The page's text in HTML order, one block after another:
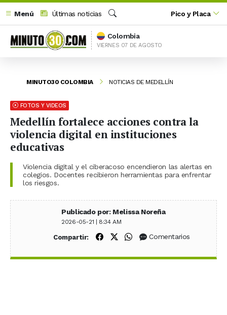
Menú
Últimas noticias
Buscar
Pico y Placa
Colombia
VIERNES 07 DE AGOSTO
MINUTO30 COLOMBIA NOTICIAS DE MEDELLÍN
FOTOS Y VIDEOS
Medellín fortalece acciones contra la
violencia digital en instituciones
educativas
Violencia digital y el ciberacoso encendieron las alertas en
colegios. Docentes recibieron herramientas para enfrentar
los riesgos.
Publicado por: Melissa Noreña
2026-05-21 | 8:34 AM
Compartir: Compartir en Facebook
Compartir en X (Twitter)
Compartir en WhatsApp
Comentarios